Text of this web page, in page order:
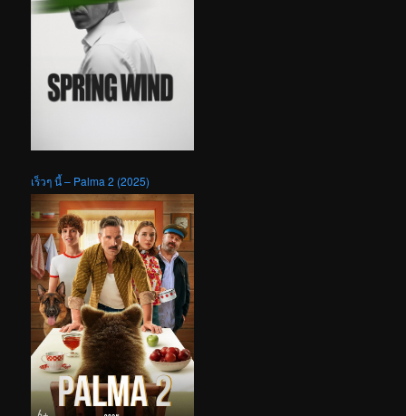
เร็วๆ นี้ – Palma 2 (2025)